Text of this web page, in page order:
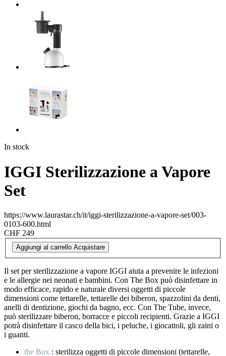
In stock
IGGI Sterilizzazione a Vapore
Set
https://www.laurastar.ch/it/iggi-sterilizzazione-a-vapore-set/003-
0103-600.html
CHF 249
Aggiungi al carrello Acquistare
Il set per sterilizzazione a vapore IGGI aiuta a prevenire le infezioni
e le allergie nei neonati e bambini. Con The Box può disinfettare in
modo efficace, rapido e naturale diversi oggetti di piccole
dimensioni come tettarelle, tettarelle dei biberon, spazzolini da denti,
anelli di dentizione, giochi da bagno, ecc. Con The Tube, invece,
può sterilizzare biberon, borracce e piccoli recipienti. Grazie a IGGI
potrà disinfettare il casco della bici, i peluche, i giocattoli, gli zaini o
i guanti.
the Box : sterilizza oggetti di piccole dimensioni (tettarelle,